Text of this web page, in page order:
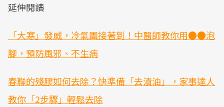
延伸閱讀
「大寒」發威，冷氣團接著到！中醫師教你用●●泡
腳，預防風邪、不生病
春聯的殘膠如何去除？快準備「去漬油」，家事達人
教你「2步驟」輕鬆去除